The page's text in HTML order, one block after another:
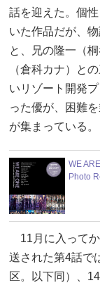
話を迎えた。個
いた作品だが、
と、兄の隆一（
（倉科カナ）と
いリゾート開発
った優が、困難
が集まっている。
WE
Photo
11月に入ってか
送された第4話で
区。以下同）、